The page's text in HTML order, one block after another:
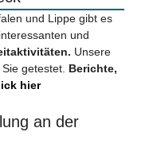
und Lippe gibt es
und
Unsere
getestet. Berichte,
hier
an der